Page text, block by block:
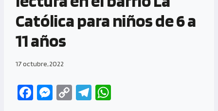
Católica para niños de 6 a
11 años
17 octubre, 2022
Fa M
C
Te